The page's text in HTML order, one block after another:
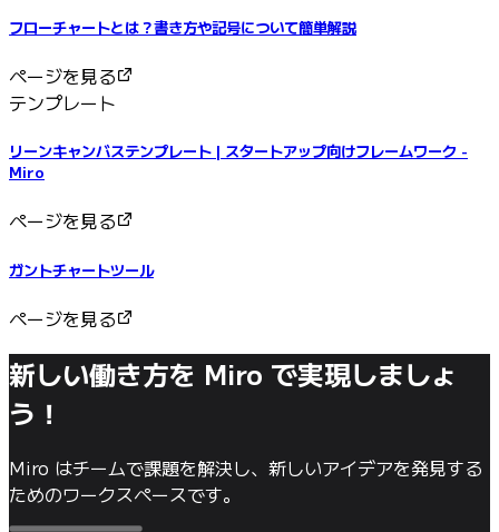
フローチャートとは？書き方や記号について簡単解説
ページを見る
テンプレート
リーンキャンバステンプレート | スタートアップ向けフレームワーク -
Miro
ページを見る
ガントチャートツール
ページを見る
新しい働き方を Miro で実現しましょ
う！
Miro はチームで課題を解決し、新しいアイデアを発見する
ためのワークスペースです。